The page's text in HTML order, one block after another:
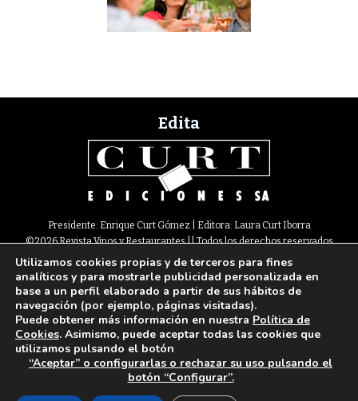
Edita
Presidente: Enrique Curt Gómez | Editora: Laura Curt Iborra
©2026 Revista Vinos y Restaurantes || Todos los derechos reservados
Newsletter Nota legal Política de Cookies Suscripción
Contacto
Paseo de Gracia, 63. 1º 2ª. 08008 Barcelona |933 180 101¦ Fax 933 183 505
Select Language ▼
Utilizamos cookies propias y de terceros para fines
analíticos y para mostrarle publicidad personalizada en
base a un perfil elaborado a partir de sus hábitos de
navegación (por ejemplo, páginas visitadas).
Puede obtener más información en nuestra Política de
Cookies. Asimismo, puede aceptar todas las cookies que
utilizamos pulsando el botón
“Aceptar” o configurarlas o rechazar su uso pulsando el
botón “Configurar”.